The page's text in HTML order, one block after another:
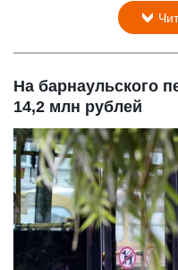
На барнаульского
14,2 млн рублей